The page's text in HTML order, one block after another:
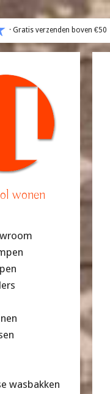
· Gratis verzenden boven €50
wonen
wasbakken